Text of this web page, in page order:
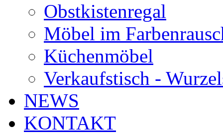
Obstkistenregal
Möbel im
Küchenmöbel
Verkaufstisch -
NEWS
KONTAKT